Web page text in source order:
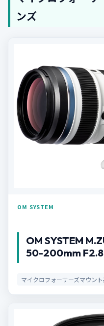
ンズ
OM SYSTEM
OM SYSTEM
50-200mm F2.8
マイクロフォーサーズマウント